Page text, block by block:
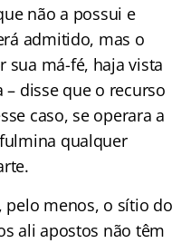
não a possui e
admitido, mas o
sua má-fé, haja vista
disse que o recurso
caso, se operara a
qualquer
pelo menos, o sítio do
ali apostos não têm